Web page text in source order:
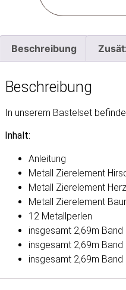
Beschreibung
Beschreibung
In unserem Bastelset
Inhalt:
Anleitung
Metall Zierelement
Metall Zierelement Herz
Metall Zierelement
12 Metallperlen
insgesamt 2,69m Band
insgesamt 2,69m
insgesamt 2,69m Band